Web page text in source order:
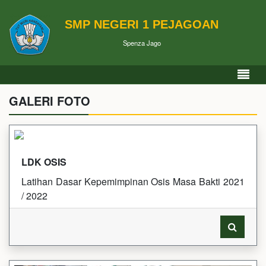
SMP NEGERI 1 PEJAGOAN
Spenza Jago
GALERI FOTO
LDK OSIS
Latihan Dasar Kepemimpinan Osis Masa Bakti 2021
/ 2022